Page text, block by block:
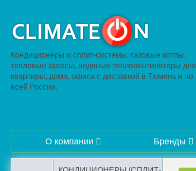
Кондиционеры и сплит-системы, газовые котлы,
тепловые завесы, водяные тепловентиляторы для
квартиры, дома, офиса с доставкой в Тюмень и по
всей России.
О компании Бренды